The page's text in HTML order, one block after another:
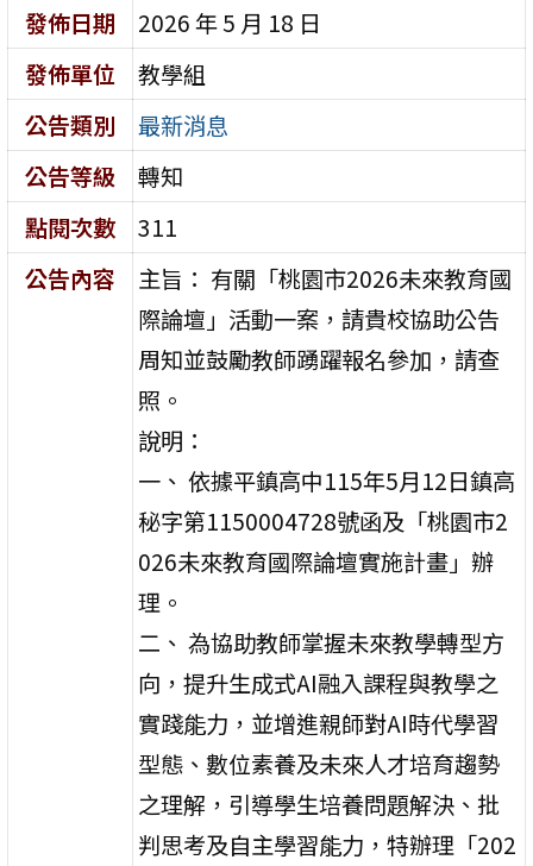
發佈日期
2026 年 5 月 18 日
發佈單位
教學組
公告類別
最新消息
公告等級
轉知
點閱次數
311
公告內容
主旨： 有關「桃園市2026未來教育國
際論壇」活動一案，請貴校協助公告
周知並鼓勵教師踴躍報名參加，請查
照。
說明：
一、 依據平鎮高中115年5月12日鎮高
秘字第1150004728號函及「桃園市2
026未來教育國際論壇實施計畫」辦
理。
二、 為協助教師掌握未來教學轉型方
向，提升生成式AI融入課程與教學之
實踐能力，並增進親師對AI時代學習
型態、數位素養及未來人才培育趨勢
之理解，引導學生培養問題解決、批
判思考及自主學習能力，特辦理「202